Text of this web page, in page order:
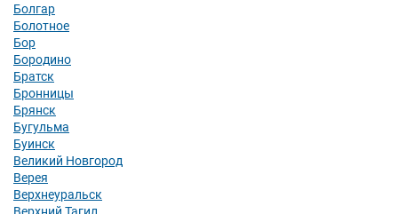
Болгар
Болотное
Бор
Бородино
Братск
Бронницы
Брянск
Бугульма
Буинск
Великий Новгород
Верея
Верхнеуральск